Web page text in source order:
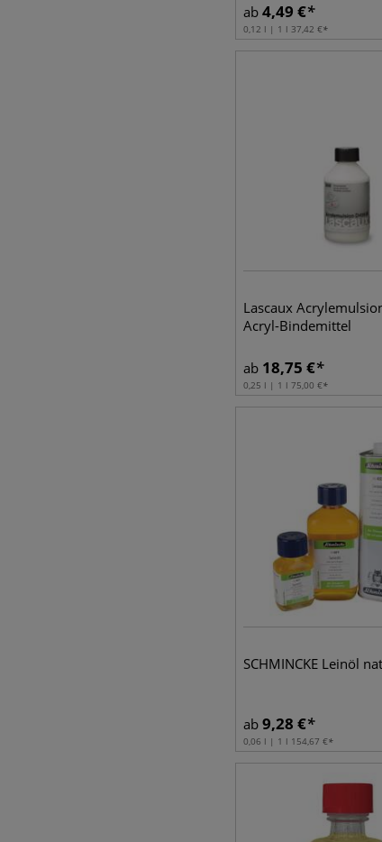
ab 4,49 €
0,12 l | 1 l 37,42 €
Lascaux
Acryl-Bindemittel
ab 18,75 €
0,25 l | 1 l 75,00 €
SCHMINCKE Leinöl
ab 9,28 €
0,06 l | 1 l 154,67 €